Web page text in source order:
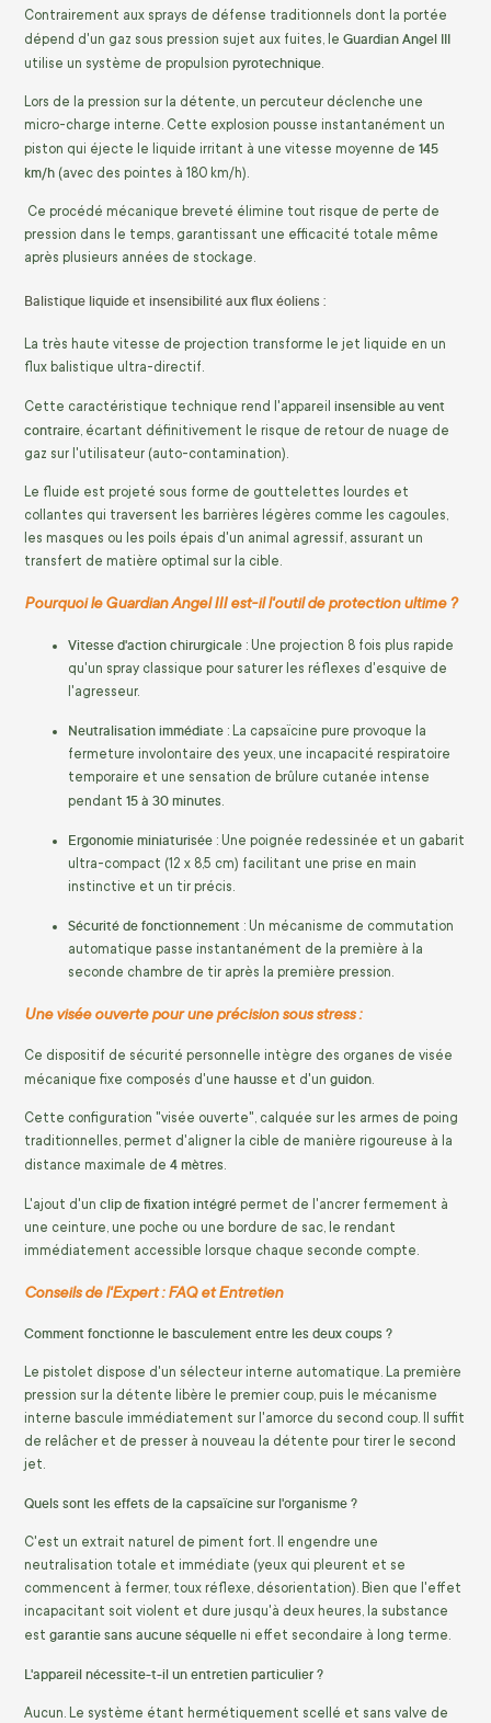
Contrairement aux sprays de défense traditionnels dont la portée
dépend d'un gaz sous pression sujet aux fuites, le Guardian Angel III
utilise un système de propulsion pyrotechnique.
Lors de la pression sur la détente, un percuteur déclenche une
micro-charge interne. Cette explosion pousse instantanément un
piston qui éjecte le liquide irritant à une vitesse moyenne de 145
km/h (avec des pointes à 180 km/h).
Ce procédé mécanique breveté élimine tout risque de perte de
pression dans le temps, garantissant une efficacité totale même
après plusieurs années de stockage.
Balistique liquide et insensibilité aux flux éoliens :
La très haute vitesse de projection transforme le jet liquide en un
flux balistique ultra-directif.
Cette caractéristique technique rend l'appareil insensible au vent
contraire, écartant définitivement le risque de retour de nuage de
gaz sur l'utilisateur (auto-contamination).
Le fluide est projeté sous forme de gouttelettes lourdes et
collantes qui traversent les barrières légères comme les cagoules,
les masques ou les poils épais d'un animal agressif, assurant un
transfert de matière optimal sur la cible.
Pourquoi le Guardian Angel III est-il l'outil de protection ultime ?
Vitesse d'action chirurgicale : Une projection 8 fois plus rapide
qu'un spray classique pour saturer les réflexes d'esquive de
l'agresseur.
Neutralisation immédiate : La capsaïcine pure provoque la
fermeture involontaire des yeux, une incapacité respiratoire
temporaire et une sensation de brûlure cutanée intense
pendant 15 à 30 minutes
Ergonomie miniaturisée : Une poignée redessinée et un gabarit
ultra-compact (12 x 8,5 cm) facilitant une prise en main
instinctive et un tir précis.
Sécurité de fonctionnement : Un mécanisme de commutation
automatique passe instantanément de la première à la
seconde chambre de tir après la première pression.
Une visée ouverte pour une précision sous stress :
Ce dispositif de sécurité personnelle intègre des organes de visée
mécanique fixe composés d'une hausse et d'un guidon
Cette configuration "visée ouverte", calquée sur les armes de poing
traditionnelles, permet d'aligner la cible de manière rigoureuse à la
distance maximale de 4 mètres
L'ajout d'un clip de fixation intégré permet de l'ancrer fermement à
une ceinture, une poche ou une bordure de sac, le rendant
immédiatement accessible lorsque chaque seconde compte.
Conseils de l'Expert : FAQ et Entretien
Comment fonctionne le basculement entre les deux coups ?
Le pistolet dispose d'un sélecteur interne automatique. La première
pression sur la détente libère le premier coup, puis le mécanisme
interne bascule immédiatement sur l'amorce du second coup. Il suffit
de relâcher et de presser à nouveau la détente pour tirer le second
jet.
Quels sont les effets de la capsaïcine sur l'organisme ?
C'est un extrait naturel de piment fort. Il engendre une
neutralisation totale et immédiate (yeux qui pleurent et se
commencent à fermer, toux réflexe, désorientation). Bien que l'effet
incapacitant soit violent et dure jusqu'à deux heures, la substance
est garantie sans aucune séquelle ni effet secondaire à long terme.
L'appareil nécessite-t-il un entretien particulier ?
Aucun. Le système étant hermétiquement scellé et sans valve de